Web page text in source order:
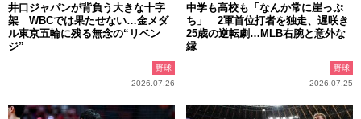
井口ジャパンが背負う大きな十字
架 WBCでは果たせない…金メダ
ル東京五輪に残る無念の“リベン
ジ”
野球
2026.07.26
中学も高校も「なんか常に崖っぷ
ち」 2軍首位打者を独走、遅咲き
25歳の逆転劇…MLB右腕と意外な
縁
野球
2026.07.25